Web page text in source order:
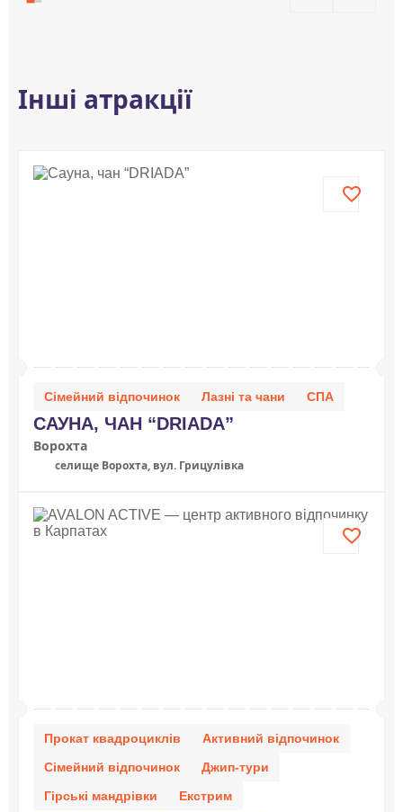
Інші атракції
Сімейний відпочинок Лазні та чани СПА
САУНА, ЧАН “DRIADA”
Ворохта
селище Ворохта, вул. Грицулівка
Прокат квадроциклів
Активний відпочинок
Сімейний відпочинок
Джип-тури
Гірські мандрівки
Екстрим